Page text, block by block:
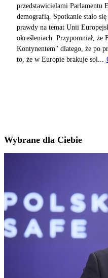
przedstawicielami Parlamentu
demografią. Spotkanie stało
prawdy na temat Unii
określeniach. Przypomniał, że
Kontynentem" dlatego, że po
to, że w Europie brakuje sol...
Wybrane dla Ciebie